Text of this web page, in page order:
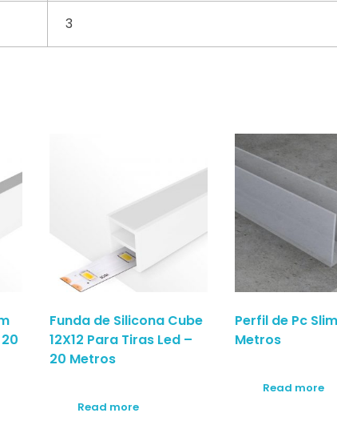
3
Funda de Silicona Cube
12X12 Para Tiras Led –
20 Metros
Read more
Perfil de Pc
Metros
Read more